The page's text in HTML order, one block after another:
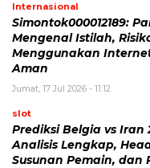
Internasional
Simontok000012189:
Mengenal Istilah,
Menggunakan
Aman
Jumat, 17 Jul 2026 - 11:12
slot
Prediksi Belgia vs Iran
Analisis Lengkap,
Susunan Pemain, dan